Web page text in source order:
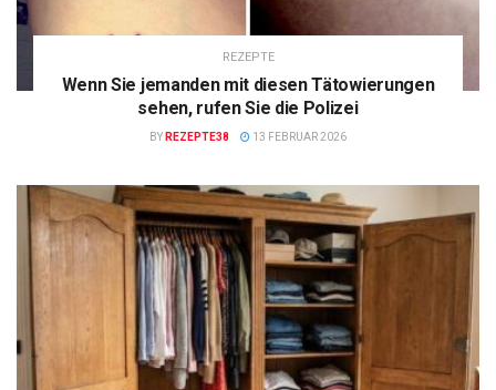
REZEPTE
Wenn Sie jemanden mit diesen Tätowierungen
sehen, rufen Sie die Polizei
BY REZEPTE38 13 FEBRUAR 2026